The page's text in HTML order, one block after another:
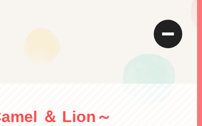
＆ Lion～